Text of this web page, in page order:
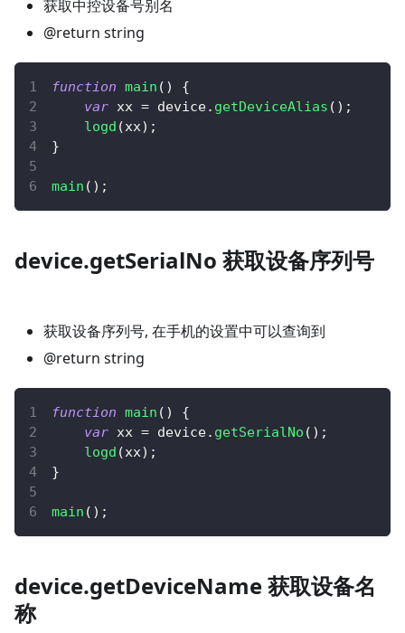
获取中控设备号别名
@return string
function main ( )
{
var xx = device. getDeviceAlias ( ) ;
logd (xx) ;
}
main ( ) ;
device.getSerialNo 获取设备序列号
获取设备序列号, 在手机的设置中可以查询到
@return string
function main ( )
{
var xx = device. getSerialNo ( ) ;
logd (xx) ;
}
main ( ) ;
device.getDeviceName 获取设备名
称